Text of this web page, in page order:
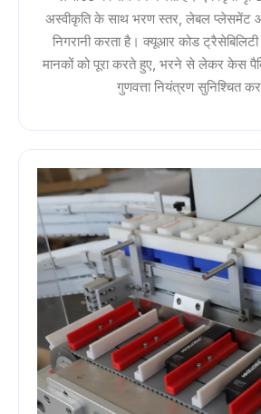
अस्वीकृति के साथ भरण स्तर, लेबल
निगरानी करता है। क्यूआर कोड
मानकों को पूरा करते हुए, भरने से लेकर केस
गुणवत्ता नियंत्रण सुनिश्चित